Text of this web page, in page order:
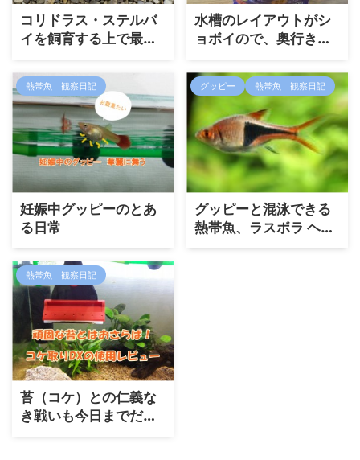
コリドラス・ステルバ
イを飼育する上で最適
なフィルター
水槽のレイアウトがシ
ョボイので、奥行き感
を演出するために砂利
を入れてみたよ！
熱帯魚 観察日記
妊娠中グッピーのとあ
る日常
グッピー 熱帯魚 観察日記
グッピーと混泳できる
熱帯魚、ラスボラ ヘテ
ロモルファ
熱帯魚 観察日記
苔（コケ）との仁義な
き戦いも今日までだ！
コケ取りＤＸを導入！